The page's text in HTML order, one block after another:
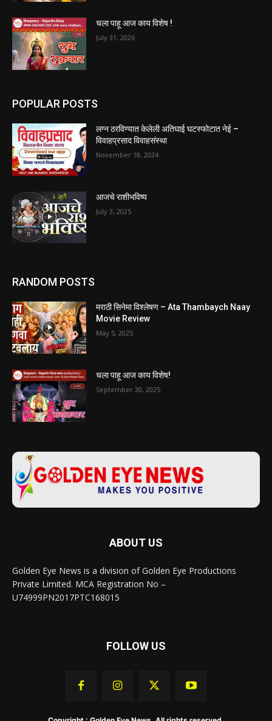
चला पाहू आज काय विशेष !
July 31, 2026
POPULAR POSTS
लग्न ठरविण्यात केलेली अतिघाई घटस्फोटात नेई –
विवाहप्रसाद विवाहसंस्था
November 18, 2024
आजचे राशीभविष्य
July 3, 2025
RANDOM POSTS
मराठी सिनेमा विश्लेषण – Ata Thambaych Naay
Movie Review
May 5, 2025
चला पाहू आज काय विशेष!
September 30, 2025
ABOUT US
Golden Eye News is a division of Golden Eye Productions
Private Limited. MCA Registration No –
U74999PN2017PTC168015
FOLLOW US